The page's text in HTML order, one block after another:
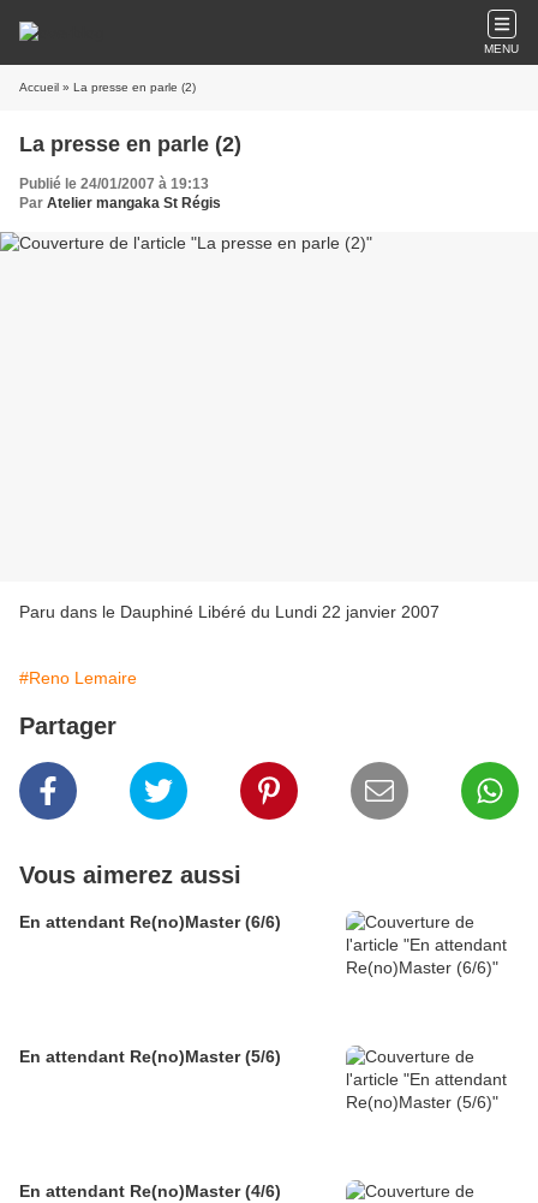
MENU
Accueil » La presse en parle (2)
La presse en parle (2)
Publié le 24/01/2007 à 19:13
Par Atelier mangaka St Régis
Paru dans le Dauphiné Libéré du Lundi 22 janvier 2007
#Reno Lemaire
Partager
Vous aimerez aussi
En attendant Re(no)Master (6/6)
En attendant Re(no)Master (5/6)
En attendant Re(no)Master (4/6)